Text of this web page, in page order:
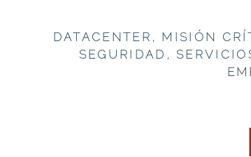
DATACENTER , MISIÓN
SEGURIDAD ,